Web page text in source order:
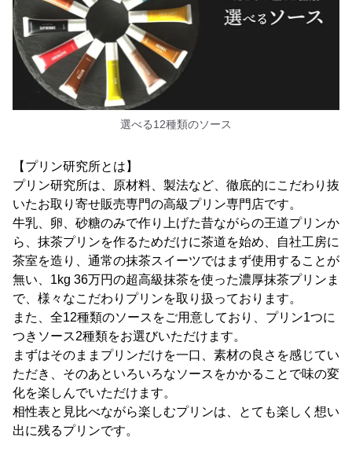
選べる12種類のソース
【プリン研究所とは】
プリン研究所は、原材料、製法など、徹底的にこだわり抜
いたお取り寄せ販売専門の高級プリン専門店です。
牛乳、卵、砂糖のみで作り上げた昔ながらの王道プリンか
ら、抹茶プリンを作るためだけに茶道を始め、自社工房に
茶室を造り、通常の抹茶スイーツではまず使用することが
無い、1kg 36万円の超高級抹茶を使った濃厚抹茶プリンま
で、様々なこだわりプリンを取り扱っております。
また、全12種類のソースをご用意しており、プリン1つに
つきソース2種類をお選びいただけます。
まずはそのままプリンだけを一口、素材の良さを感じてい
ただき、そのあといろいろなソースをかかることで味の変
化を楽しんでいただけます。
相性表と見比べながら楽しむプリンは、とても楽しく想い
出に残るプリンです。